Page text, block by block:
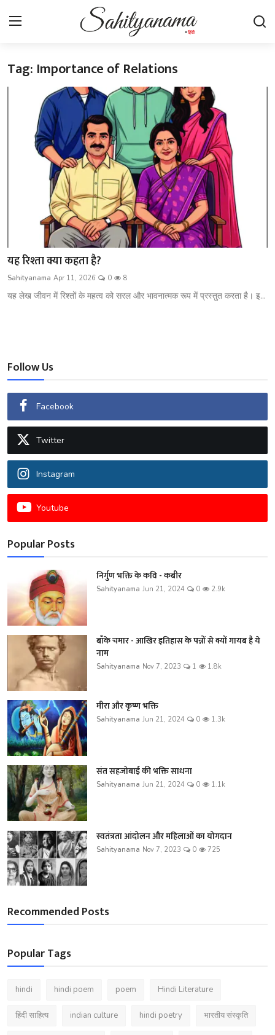
Login Register
स्वतंत्रता सेनानी
साहित्य समाचार
आलेख
शख्सियत
उपन्यास
सिनेमा
शायरी
ग़ज़ल
Tag: Importance of Relations
यह रिश्ता क्या कहता है?
Sahityanama Apr 11, 2026 0 8
यह लेख जीवन में रिश्तों के महत्व को सरल और भावनात्मक रूप में प्रस्तुत करता है। इ...
Follow Us
Facebook
Twitter
Instagram
Youtube
Popular Posts
निर्गुण भक्ति के कवि - कबीर
Sahityanama Jun 21, 2024 0 2.9k
बाँके चमार - आखिर इतिहास के पन्नों से क्यों गायब है ये
नाम
Sahityanama Nov 7, 2023 1 1.8k
मीरा और कृष्ण भक्ति
Sahityanama Jun 21, 2024 0 1.3k
संत सहजोबाई की भक्ति साधना
Sahityanama Jun 21, 2024 0 1.1k
स्वतंत्रता आंदोलन और महिलाओं का योगदान
Sahityanama Nov 7, 2023 0 725
Recommended Posts
Popular Tags
hindi hindi poem poem Hindi Literature
हिंदी साहित्य indian culture hindi poetry भारतीय संस्कृति